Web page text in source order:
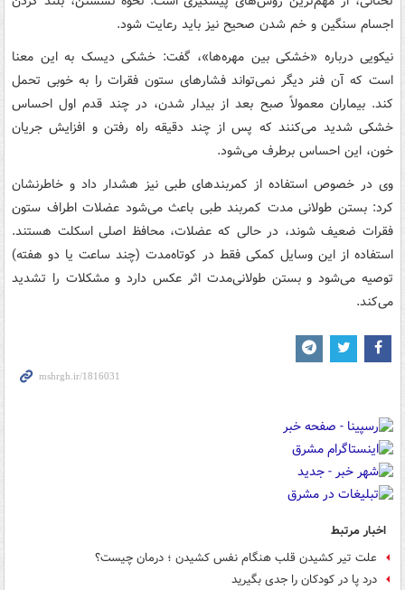
اجسام سنگین و خم شدن صحیح نیز باید رعایت شود.
نیکویی درباره «خشکی بین مهره‌ها»، گفت: خشکی دیسک به این معنا
است که آن فنر دیگر نمی‌تواند فشارهای ستون فقرات را به خوبی تحمل
کند. بیماران معمولاً صبح بعد از بیدار شدن، در چند قدم اول احساس
خشکی شدید می‌کنند که پس از چند دقیقه راه رفتن و افزایش جریان
خون، این احساس برطرف می‌شود.
وی در خصوص استفاده از کمربندهای طبی نیز هشدار داد و خاطرنشان
کرد: بستن طولانی مدت کمربند طبی باعث می‌شود عضلات اطراف ستون
فقرات ضعیف شوند، در حالی که عضلات، محافظ اصلی اسکلت هستند.
استفاده از این وسایل کمکی فقط در کوتاه‌مدت (چند ساعت یا دو هفته)
توصیه می‌شود و بستن طولانی‌مدت اثر عکس دارد و مشکلات را تشدید
می‌کند.
اخبار مرتبط
علت تیر کشیدن قلب هنگام نفس کشیدن ؛ درمان چیست؟
درد پا در کودکان را جدی بگیرید